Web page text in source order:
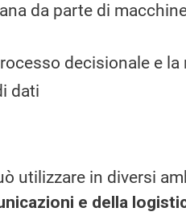
da parte di
decisionale e
dati
utilizzare in diversi
e della